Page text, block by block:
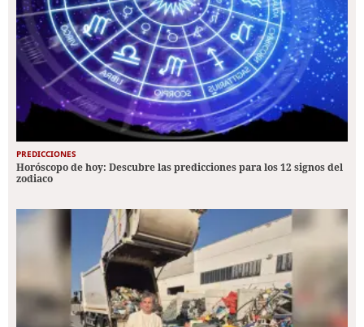
PREDICCIONES
Horóscopo de hoy: Descubre las predicciones para los 12 signos del
zodiaco